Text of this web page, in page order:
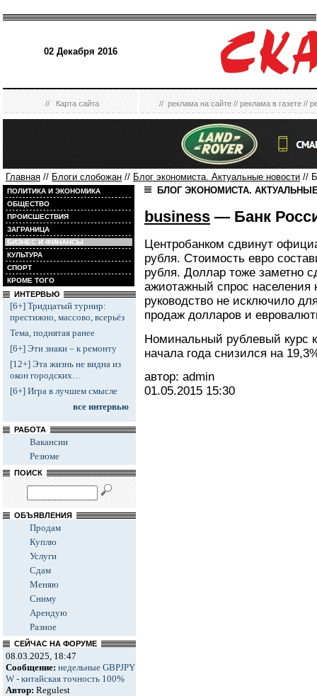
02 Декабря 2016
//Карта сайта //реклама на сайте//реклама в газете//
Главная // Блоги слобожан // Блог экономиста. Актуальные новости //
ПОЛИТИКА И ЭКОНОМИКА
ОБЩЕСТВО
ПРОИСШЕСТВИЯ
ЗАГРАНИЦА
БИЗНЕС И ФИНАНСЫ
КУЛЬТУРА
СПОРТ
КРОМЕ ТОГО
ИНТЕРВЬЮ
[6+] Тридцатый турнир:
престижно, массово, всерьёз
Тема, поднятая ранее
[6+] Эти знаки – к ремонту
[12+] Эта жизнь не видна из
окон городских…
[6+] Игра в лучшем смысле
все интервью
РАБОТА
Вакансии
Резюме
ПОИСК
ОБЪЯВЛЕНИЯ
Продам
Куплю
Услуги
Сдам
Меняю
Сниму
Арендую
Разное
СЕЙЧАС НА ФОРУМЕ
08.03.2025, 18:47
Сообщение: недельные GBPJPY
W - китайская точность 100%
Автор: Regulest
БЛОГ ЭКОНОМИСТА.
business — Банк
Центробанком сдвинут
рубля. Стоимость евро
рубля. Доллар тоже заметно
ажиотажный спрос населения
руководство не исключило
продаж долларов и
Номинальный рублевый курс
начала года снизился на
автор: admin
01.05.2015 15:30